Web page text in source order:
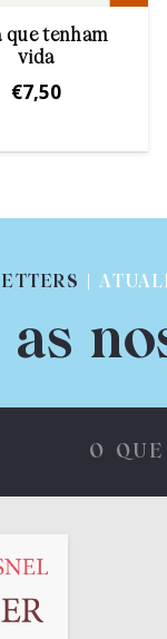
que tenham
vida
€7,50
|
as
O